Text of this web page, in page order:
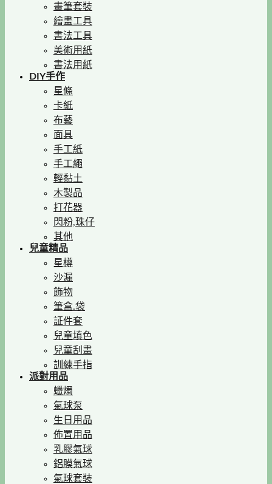
畫筆套裝
繪畫工具
書法工具
美術用紙
書法用紙
DIY手作
星條
卡紙
布藝
面具
手工紙
手工繩
輕黏土
木製品
打花器
閃粉,珠仔
其他
兒童精品
星樽
沙漏
飾物
筆盒.袋
証件套
兒童填色
兒童刮畫
訓練手指
派對用品
蠟燭
氣球泵
生日用品
佈置用品
乳膠氣球
鋁膜氣球
氣球套裝